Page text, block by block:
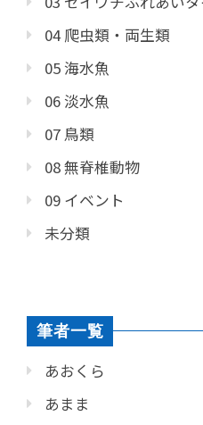
04 爬虫類・両生類
05 海水魚
06 淡水魚
07 鳥類
08 無脊椎動物
09 イベント
未分類
筆者一覧
あおくら
あまま